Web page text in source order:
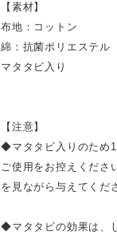
【素材】
布地：コットン
綿：抗菌ポリエステル
マタタビ入り
【注意】
◆マタタビ入りのため
ご使用をお控えくださ
を見ながら与えてくだ
◆マタタビの効果は、